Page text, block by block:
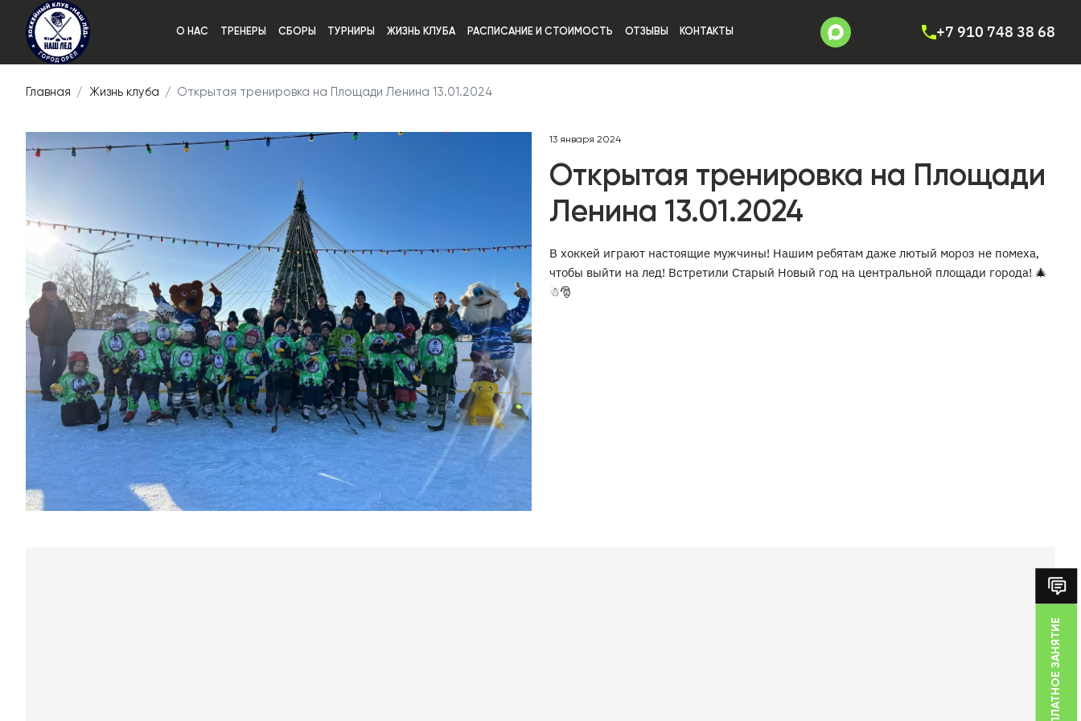
О НАС ТРЕНЕРЫ СБОРЫ ТУРНИРЫ ЖИЗНЬ КЛУБА РАСПИСАНИЕ И СТОИМОСТЬ ОТЗЫВЫ КОНТАКТЫ +7 910 748 38 68
Главная Жизнь клуба Открытая тренировка на Площади Ленина 13.01.2024
13 января 2024
Открытая тренировка на Площади
Ленина 13.01.2024
В хоккей играют настоящие мужчины! Нашим ребятам даже лютый мороз не помеха,
чтобы выйти на лед! Встретили Старый Новый год на центральной площади города! 🎄
☃🎅